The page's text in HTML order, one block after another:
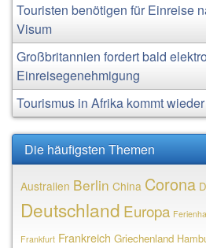
Touristen benötigen für Einreise
Visum
Großbritannien fordert bald
Einreisegenehmigung
Tourismus in Afrika kommt
Die häufigsten Themen
Australien Berlin China Corona
Deutschland Europa
Frankfurt Frankreich Griechenland